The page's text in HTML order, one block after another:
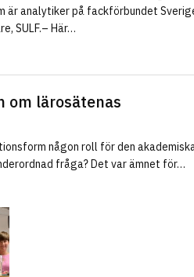
är analytiker på fackförbundet
SULF.– Här…
om lärosätenas
någon roll för den
fråga? Det var ämnet för…